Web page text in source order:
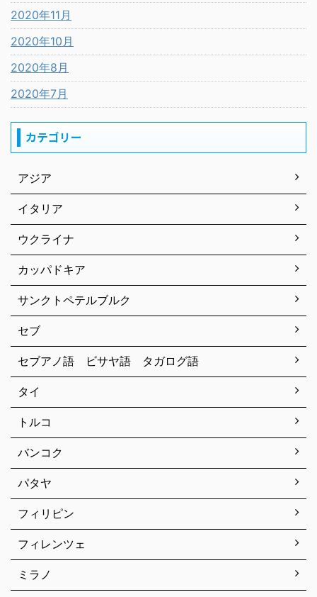
2020年11月
2020年10月
2020年8月
2020年7月
カテゴリー
アジア
イタリア
ウクライナ
カッパドキア
サンクトペテルブルク
セブ
セブアノ語 ビサヤ語 タガログ語
タイ
トルコ
バンコク
パタヤ
フィリピン
フィレンツェ
ミラノ